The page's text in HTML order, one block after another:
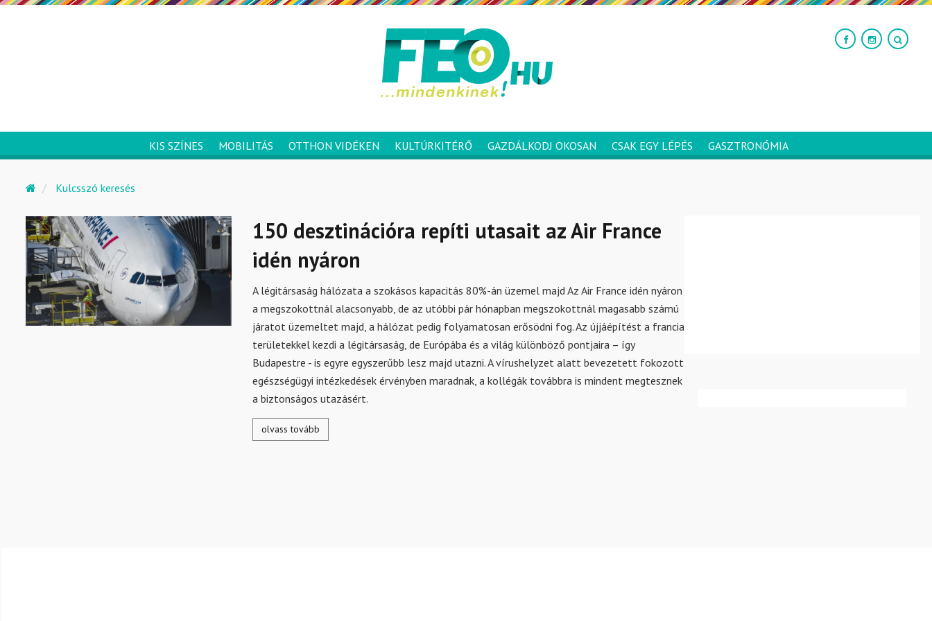
KIS SZÍNES MOBILITÁS OTTHON VIDÉKEN KULTÚRKITÉRŐ GAZDÁLKODJ OKOSAN CSAK EGY LÉPÉS GASZTRONÓMIA
Kulcsszó keresés
150 desztinációra repíti utasait az Air France
idén nyáron
A légitársaság hálózata a szokásos kapacitás 80%-án üzemel majd Az Air France idén nyáron
a megszokottnál alacsonyabb, de az utóbbi pár hónapban megszokottnál magasabb számú
járatot üzemeltet majd, a hálózat pedig folyamatosan erősödni fog. Az újjáépítést a francia
területekkel kezdi a légitársaság, de Európába és a világ különböző pontjaira – így
Budapestre - is egyre egyszerűbb lesz majd utazni. A vírushelyzet alatt bevezetett fokozott
egészségügyi intézkedések érvényben maradnak, a kollégák továbbra is mindent megtesznek
a biztonságos utazásért.
olvass tovább